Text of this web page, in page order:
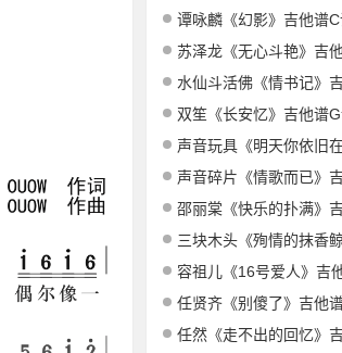
谭咏麟《幻影》吉他谱
苏泽龙《无心斗艳》吉
水仙斗活佛《情书记》吉
双笙《长安忆》吉他谱
声音玩具《明天你依旧在我身旁
声音碎片《情歌而已》吉
邵丽棠《快乐的扑满》吉
三块木头《殉情的抹香鲸》
容祖儿《16号爱人》吉
任贤齐《别傻了》吉他
任然《走不出的回忆》吉